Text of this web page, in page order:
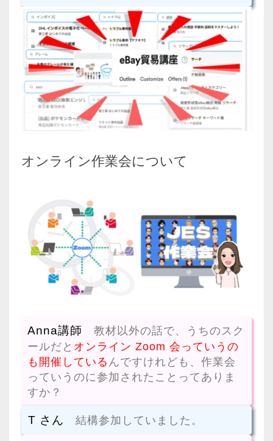
オンライン作業会について
Anna講師 教材以外の話で、うちのスク
ールだと オンライン Zoom 会っていうの
も開催している んですけれども、作業会
っていうのに参加されたことってありま
すか？
T さん 結構参加していました。